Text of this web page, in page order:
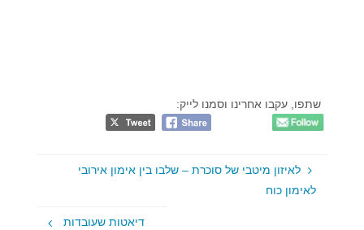
שתפו, עקבו אחרינו וסמנו לייק:
לאיזון מיטבי של סוכרת – שלבו בין אימון אירובי
לאימון כוח
דיאטות שעובדות